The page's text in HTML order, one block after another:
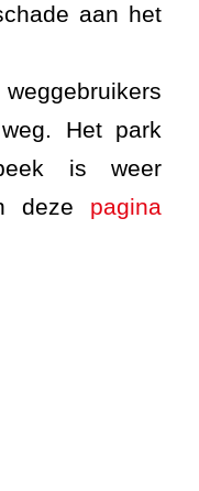
aan het
Het park
is weer
deze pagina